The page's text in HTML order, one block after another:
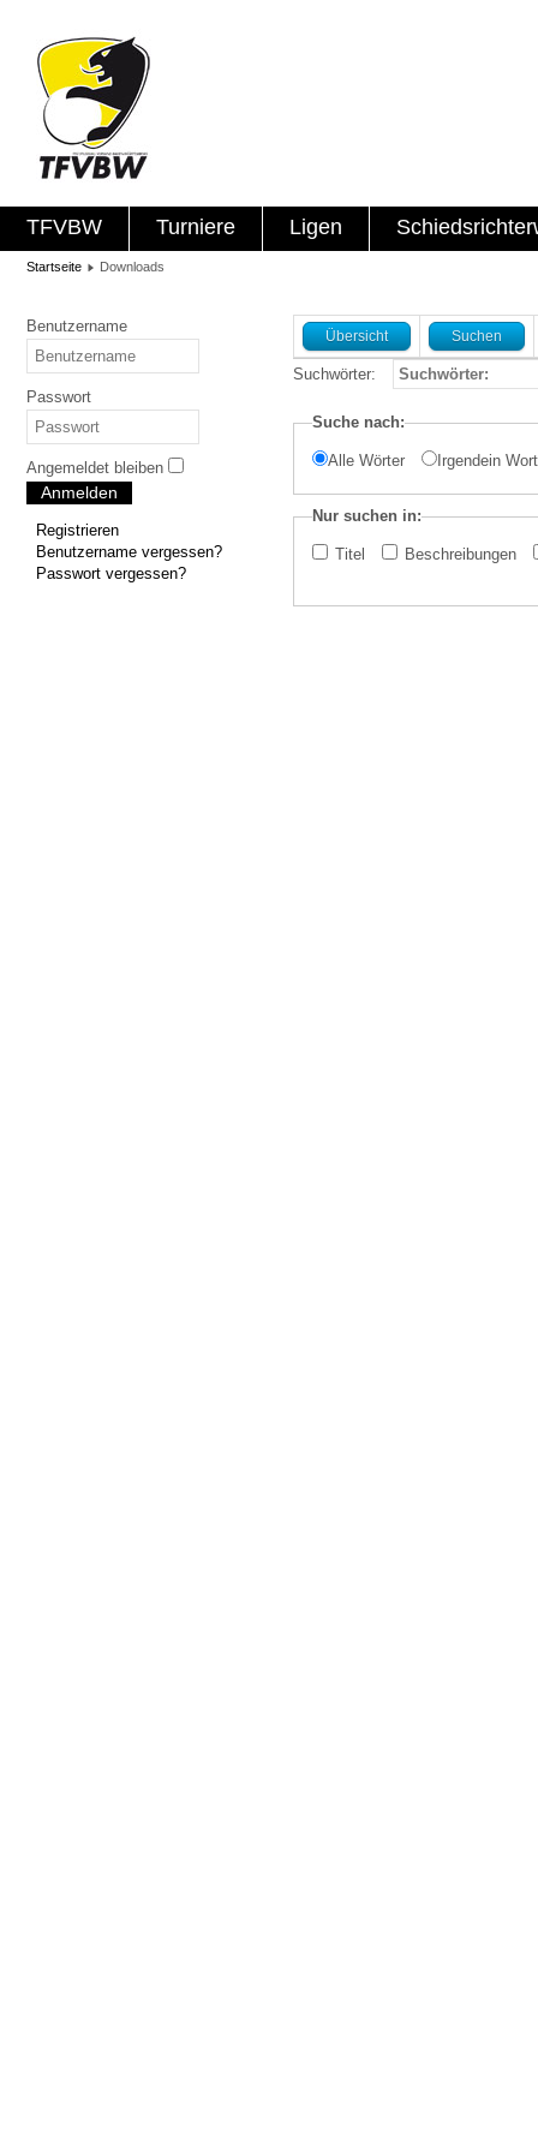
TFVBW Turniere Ligen
Startseite Downloads
Benutzername
Passwort
Angemeldet bleiben
Anmelden
Registrieren
Benutzername vergessen?
Passwort vergessen?
Übersicht Suchen
Suchwörter:
Suche nach:
Alle Wörter Irgendein
Nur suchen in:
Titel Beschreibungen